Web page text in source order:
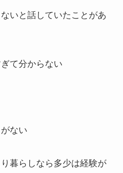
いと話していたことがあ
て分からない
ない
暮らしなら多少は経験が